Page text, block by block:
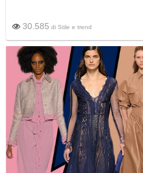
30.585 di Stile e trend